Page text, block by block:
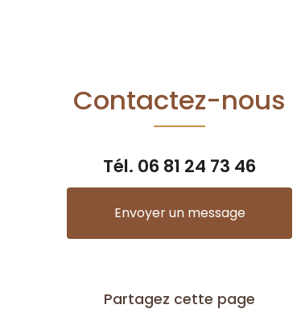
Contactez-nous
Tél. 06 81 24 73 46
Envoyer un message
Partagez cette page